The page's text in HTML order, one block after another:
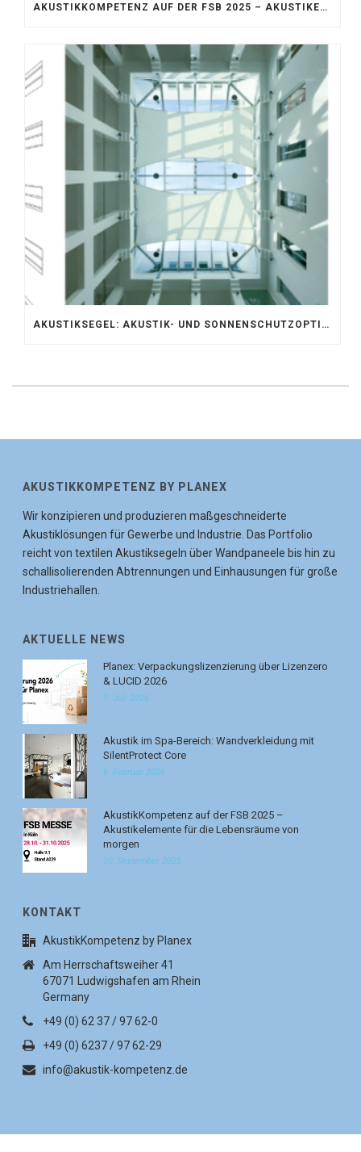
AKUSTIKKOMPETENZ AUF DER FSB 2025 – AKUSTIKELEMENTE FÜR DIE LEBENSRÄUME VON MORGEN
AKUSTIKSEGEL: AKUSTIK- UND SONNENSCHUTZOPTIMIERUNG IM ATRIUM DER UNIVERSITÄT BONN
AKUSTIKKOMPETENZ BY PLANEX
Wir konzipieren und produzieren maßgeschneiderte
Akustiklösungen für Gewerbe und Industrie. Das Portfolio
reicht von textilen Akustiksegeln über Wandpaneele bis hin zu
schallisolierenden Abtrennungen und Einhausungen für große
Industriehallen.
AKTUELLE NEWS
Planex: Verpackungslizenzierung über Lizenzero
& LUCID 2026
7. Juli 2026
Akustik im Spa-Bereich: Wandverkleidung mit
SilentProtect Core
6. Februar 2026
AkustikKompetenz auf der FSB 2025 –
Akustikelemente für die Lebensräume von
morgen
30. September 2025
KONTAKT
AkustikKompetenz by Planex
Am Herrschaftsweiher 41
67071 Ludwigshafen am Rhein
Germany
+49 (0) 62 37 / 97 62-0
+49 (0) 6237 / 97 62-29
info@akustik-kompetenz.de